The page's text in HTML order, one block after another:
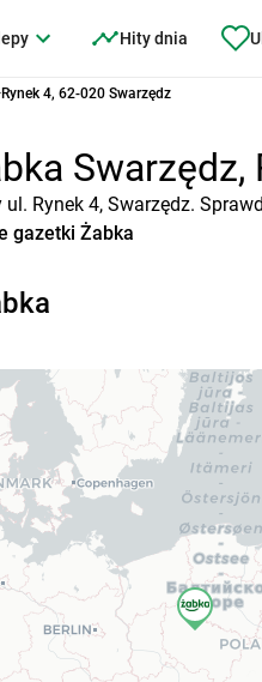
Hity dnia
Rynek 4, 62-020 Swarzędz
ul. Rynek 4, Swarzędz.
gazetki Żabka